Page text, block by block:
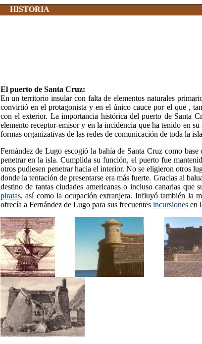
HISTORIA
El puerto de Santa Cruz:
En un territorio insular con falta de elementos naturales
convirtió en el protagonista y en el único cauce por el que ,
con el exterior. La importancia histórica del puerto de Santa
elemento receptor-emisor y en la incidencia que ha tenido en
formas organizativas de las redes de comunicación de toda la
Fernández de Lugo escogió la bahía de Santa Cruz como
penetrar en la isla. Cumplida su función, el puerto fue
otros pudiesen penetrar hacia el interior. No se eligieron otros
donde la tentación de presentarse era más fuerte. Gracias al
destino de tantas ciudades americanas o incluso canarias que
piratas, así como la ocupación extranjera. Influyó también la
ofrecía a Fernández de Lugo para sus frecuentes incursionesen